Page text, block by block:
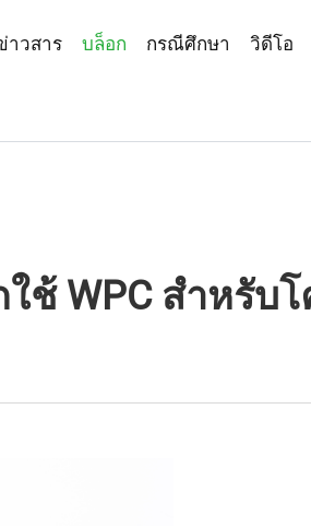
าวสาร บล็อก กรณีศึกษา วิดีโอ
ช้ WPC สำหรับ